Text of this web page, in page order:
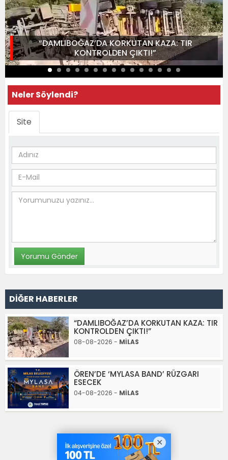
“DAMLIBOĞAZ’DA KORKUTAN KAZA: TIR
KONTROLDEN ÇIKTI!”
Neler Söylendi?
Site
DİĞER HABERLER
“DAMLIBOĞAZ’DA KORKUTAN KAZA: TIR
KONTROLDEN ÇIKTI!”
08-08-2026 - MİLAS
ÖREN’DE ‘MYLASA BAND’ RÜZGARI
ESECEK
04-08-2026 - MİLAS